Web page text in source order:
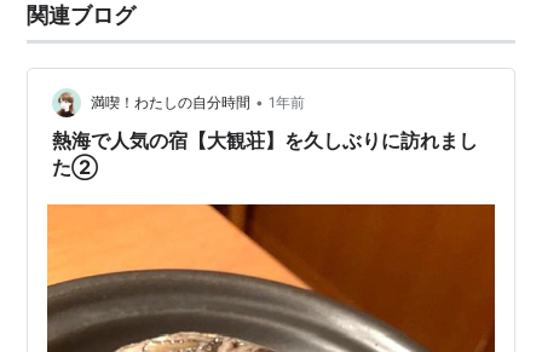
関連ブログ
満喫！わたしの自分時間 • 1年前
熱海で人気の宿【大観荘】を久しぶりに訪れまし
た②